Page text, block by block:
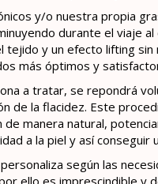
y/o nuestra propia
durante el viaje
tejido y un efecto lifting
más óptimos y
a tratar, se repondrá
de la flacidez. Este
de manera natural,
a la piel y así
según las
ello es imprescindible y